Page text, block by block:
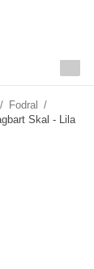
/ Fodral
/
Skal - Lila